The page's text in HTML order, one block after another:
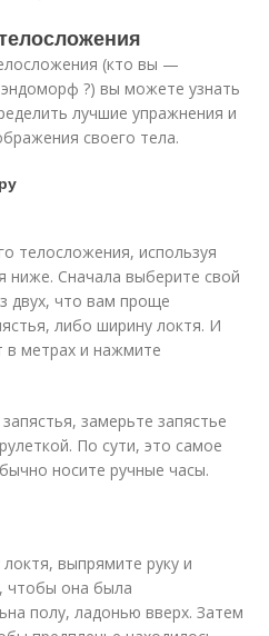
(кто вы —
?) вы можете узнать
лучшие упражнения и
своего тела.
телосложения, используя
ниже. Сначала выберите свой
двух, что вам проще
либо ширину локтя. И
в метрах и ​​нажмите
замерьте запястье
По сути, это самое
носите ручные часы.
выпрямите руку и
чтобы она была
полу, ладонью вверх. Затем